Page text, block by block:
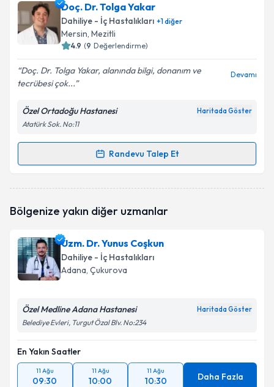
Doç. Dr. Tolga Yakar
Dahiliye - İç Hastalıkları +1diğer
Mersin, Mezitli
4.9 (9 Değerlendirme)
Doç. Dr. Tolga Yakar, alanında bilgi, donanım ve
tecrübesi çok...
Devamı
Özel Ortadoğu Hastanesi Haritada Göster
Atatürk Sok. No:11
Randevu Talep Et
Randevu Takvimi Talebi
oluşturun. Size bu uzmandan randevu almanız için bir
E-posta Adresiniz
Kişisel verilerimin işlenmesine ilişkin
Aydınlatma
Metni'ni okudum ve kişisel verilerimin belirtilen
Takvim Talebini Gönder
Bölgenize yakın diğer uzmanlar
Uzm. Dr. Yunus Coşkun
Dahiliye - İç Hastalıkları
Adana, Çukurova
Özel Medline Adana Hastanesi Haritada Göster
Belediye Evleri, Turgut Özal Blv. No:234
En Yakın Saatler
11 Ağu
09:30
11 Ağu
10:00
11 Ağu
10:30 Daha Fazla